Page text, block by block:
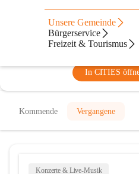
Unsere Gemeinde
Bürgerservice
Freizeit & Tourismus
Musikschule
Musikschule
In CITIES
Kommende Vergangene
Konzerte & Live-Musik